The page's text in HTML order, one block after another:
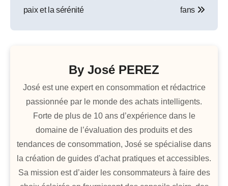
l’article
paix et la sérénité
fans
By José PEREZ
José est une expert en consommation et rédactrice
passionnée par le monde des achats intelligents.
Forte de plus de 10 ans d’expérience dans le
domaine de l’évaluation des produits et des
tendances de consommation, José se spécialise dans
la création de guides d'achat pratiques et accessibles.
Sa mission est d’aider les consommateurs à faire des